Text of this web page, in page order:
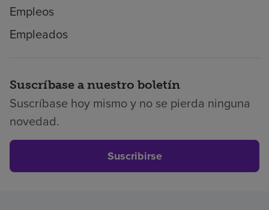
Empleos
Empleados
Suscríbase a nuestro boletín
Suscríbase hoy mismo y no se pierda ninguna
novedad.
Suscribirse